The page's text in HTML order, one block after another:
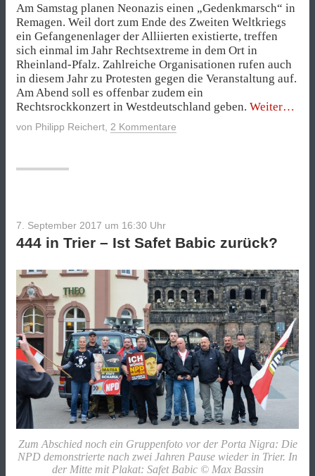
Am Samstag planen Neonazis einen „Gedenkmarsch“ in
Remagen. Weil dort zum Ende des Zweiten Weltkriegs
ein Gefangenenlager der Alliierten existierte, treffen
sich einmal im Jahr Rechtsextreme in dem Ort in
Rheinland-Pfalz. Zahlreiche Organisationen rufen auch
in diesem Jahr zu Protesten gegen die Veranstaltung auf.
Am Abend soll es offenbar zudem ein
Rechtsrockkonzert in Westdeutschland geben. Weiter
von Philipp Reichert 2 Kommentare
7. September 2017 um 16:30 Uhr
444 in Trier – Ist Safet Babic zurück?
Zum Abschied noch ein Gruppenfoto vor der Porta Nigra: Die
NPD demonstrierte nach zwei Jahren Pause wieder in Trier. In
der Mitte mit Plakat: Safet Babic © Max Bassin